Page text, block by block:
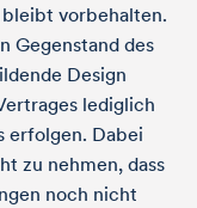
vorbehalten.
Gegenstand des
Design
lediglich
erfolgen. Dabei
zu nehmen, dass
noch nicht